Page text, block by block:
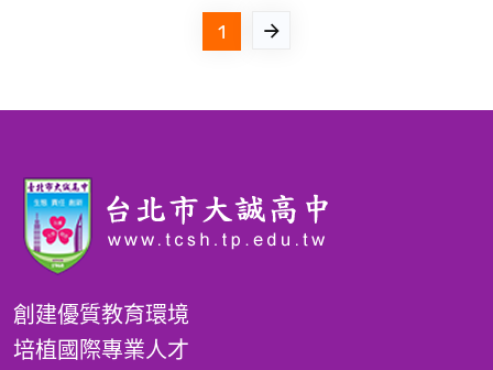
1
創建優質教育環境
培植國際專業人才